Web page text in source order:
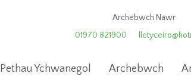
Archebwch Nawr
01970 821900
Pethau Ychwanegol Archebwch